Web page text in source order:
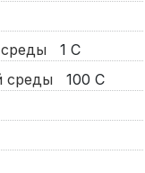
1 С
среды
100 С